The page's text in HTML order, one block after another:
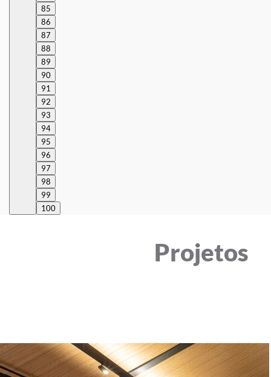
85
86
87
88
89
90
91
92
93
94
95
96
97
98
99
100
Projetos